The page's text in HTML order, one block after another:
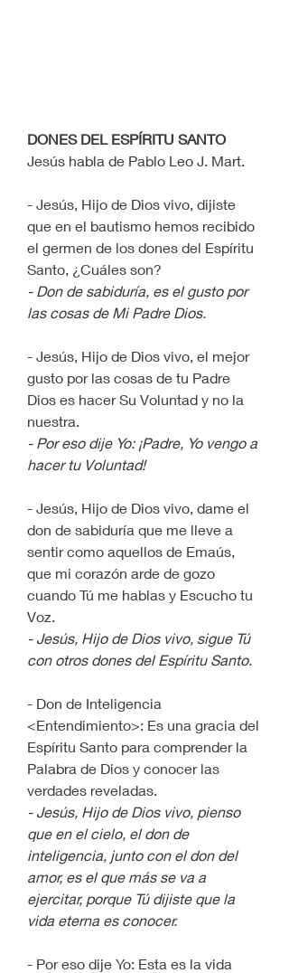
DONES DEL ESPÍRITU SANTO
Jesús habla de Pablo Leo J. Mart.
- Jesús, Hijo de Dios vivo, dijiste
que en el bautismo hemos recibido
el germen de los dones del Espíritu
Santo, ¿Cuáles son?
- Don de sabiduría, es el gusto por
las cosas de Mi Padre Dios.
- Jesús, Hijo de Dios vivo, el mejor
gusto por las cosas de tu Padre
Dios es hacer Su Voluntad y no la
nuestra.
- Por eso dije Yo: ¡Padre, Yo vengo a
hacer tu Voluntad!
- Jesús, Hijo de Dios vivo, dame el
don de sabiduría que me lleve a
sentir como aquellos de Emaús,
que mi corazón arde de gozo
cuando Tú me hablas y Escucho tu
Voz.
- Jesús, Hijo de Dios vivo, sigue Tú
con otros dones del Espíritu Santo.
- Don de Inteligencia
<Entendimiento>: Es una gracia del
Espíritu Santo para comprender la
Palabra de Dios y conocer las
verdades reveladas.
- Jesús, Hijo de Dios vivo, pienso
que en el cielo, el don de
inteligencia, junto con el don del
amor, es el que más se va a
ejercitar, porque Tú dijiste que la
vida eterna es conocer.
- Por eso dije Yo: Esta es la vida